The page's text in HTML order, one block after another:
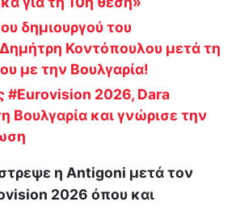
δημιουργού του
Κοντόπουλου μετά τη
με την Βουλγαρία!
#Eurovision 2026, Dara
Βουλγαρία και γνώρισε την
η Antigoni μετά τον
2026 όπου και